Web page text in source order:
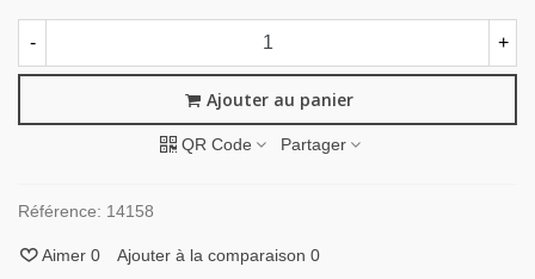
- +
Ajouter au panier
QR Code Partager
Référence: 14158
Aimer 0 Ajouter à la comparaison 0